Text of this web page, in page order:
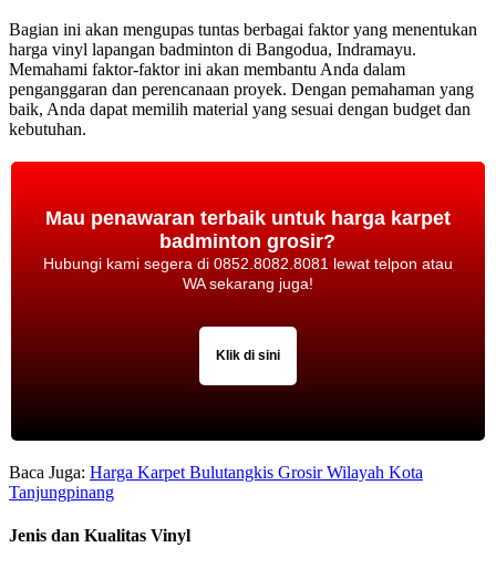
Bagian ini akan mengupas tuntas berbagai faktor yang menentukan
harga vinyl lapangan badminton di Bangodua, Indramayu.
Memahami faktor-faktor ini akan membantu Anda dalam
penganggaran dan perencanaan proyek. Dengan pemahaman yang
baik, Anda dapat memilih material yang sesuai dengan budget dan
kebutuhan.
Mau penawaran terbaik untuk harga karpet
badminton grosir?
Hubungi kami segera di 0852.8082.8081 lewat telpon atau
WA sekarang juga!
Klik di sini
Baca Juga: Harga Karpet Bulutangkis Grosir Wilayah Kota
Tanjungpinang
Jenis dan Kualitas Vinyl